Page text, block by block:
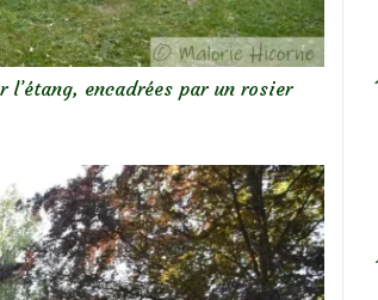
l’étang, encadrées par un rosier